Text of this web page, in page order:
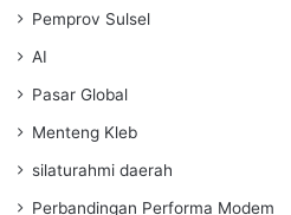
Pemprov Sulsel
AI
Pasar Global
Menteng Kleb
silaturahmi daerah
Perbandingan Performa Modem